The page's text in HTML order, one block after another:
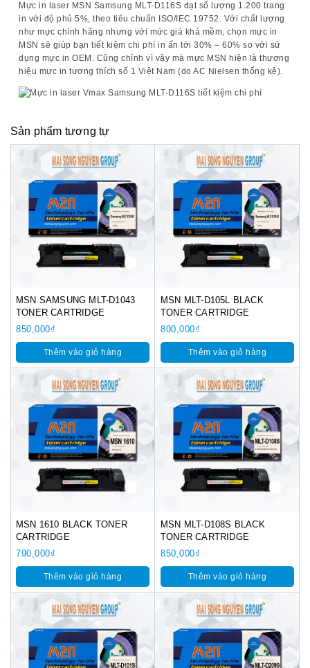
Mực in laser MSN Samsung MLT-D116S đạt số lượng 1.200 trang
in với độ phủ 5%, theo tiêu chuẩn ISO/IEC 19752. Với chất lượng
như mực chính hãng nhưng với mức giá khá mềm, chọn mực in
MSN sẽ giúp bạn tiết kiệm chi phí in ấn tới 30% – 60% so với sử
dụng mực in OEM. Cũng chính vì vậy mà mực MSN hiện là thương
hiệu mực in tương thích số 1 Việt Nam (do AC Nielsen thống kê).
Sản phẩm tương tự
MSN SAMSUNG MLT-D1043
TONER CARTRIDGE
850,000₫
Thêm vào giỏ hàng
MSN MLT-D105L BLACK
TONER CARTRIDGE
800,000₫
Thêm vào giỏ hàng
MSN 1610 BLACK TONER
CARTRIDGE
790,000₫
Thêm vào giỏ hàng
MSN MLT-D108S BLACK
TONER CARTRIDGE
850,000₫
Thêm vào giỏ hàng